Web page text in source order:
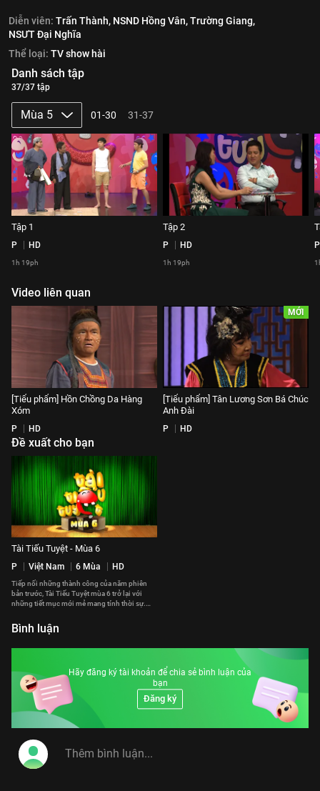
Diễn viên: Trấn Thành, NSND Hồng Vân,Trường Giang,
NSƯT Đại Nghĩa
Thể loại: TV show hài
Danh sách tập
37/37 tập
Mùa 5 01-30 31-37
Tập 1
P HD
1h 19ph
Tập 2
P HD
1h 19ph
P
Video liên quan
[Tiểu phẩm] Hồn Chồng Da Hàng
Xóm
P HD
MỚI
[Tiểu phẩm] Tân Lương Sơn Bá Chúc
Anh Đài
P HD
Đề xuất cho bạn
Tài Tiếu Tuyệt - Mùa 6
P Việt Nam 6 Mùa HD
Tiếp nối những thành công của năm phiên
bản trước, Tài Tiếu Tuyệt mùa 6 trở lại với
những tiết mục mới mẻ mang tính thời sự.
Tiếu Tuyệt mùa 6 còn quy tụ những gương
mặt nổi tiếng ở hải ngoại như: Hoài Linh, Chí
của nhiều đạo diễn sân khấu như Công Ninh,
Việt Anh, Đức Thịnh, Hữu Nghĩa… Từ thành
công của những phiên bản trước, Tài Tiếu
Tuyệt mùa 6 tiếp tục khai thác cuộc sống
bằng những góc nhìn mới mẻ, thú vị hơn. Tài
Tiếu Tuyệt mùa 6 trở lại hứa hẹn sẽ là bữa tiệc
thư giản cho khán gải mọi lứa tuổi.
#tai_tieu_tuyet_mua_6
Bình luận
Hãy đăng ký tài khoản để chia sẻ bình luận của
bạn
Đăng ký